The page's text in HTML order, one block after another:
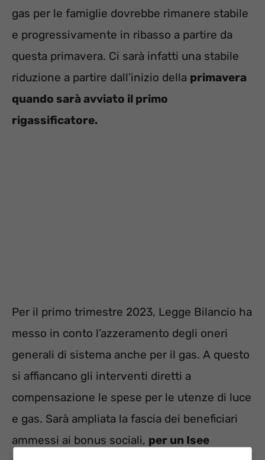
gas per le famiglie dovrebbe rimanere stabile
e progressivamente in ribasso a partire da
questa primavera. Ci sarà infatti una stabile
riduzione a partire dall’inizio della primavera
quando sarà avviato il primo
rigassificatore.
Per il primo trimestre 2023, Legge Bilancio ha
messo in conto l’azzeramento degli oneri
generali di sistema anche per il gas. A questo
si affiancano gli interventi diretti a
compensazione le spese per le utenze di luce
e gas. Sarà ampliata la fascia dei beneficiari
ammessi ai bonus sociali, per un Isee